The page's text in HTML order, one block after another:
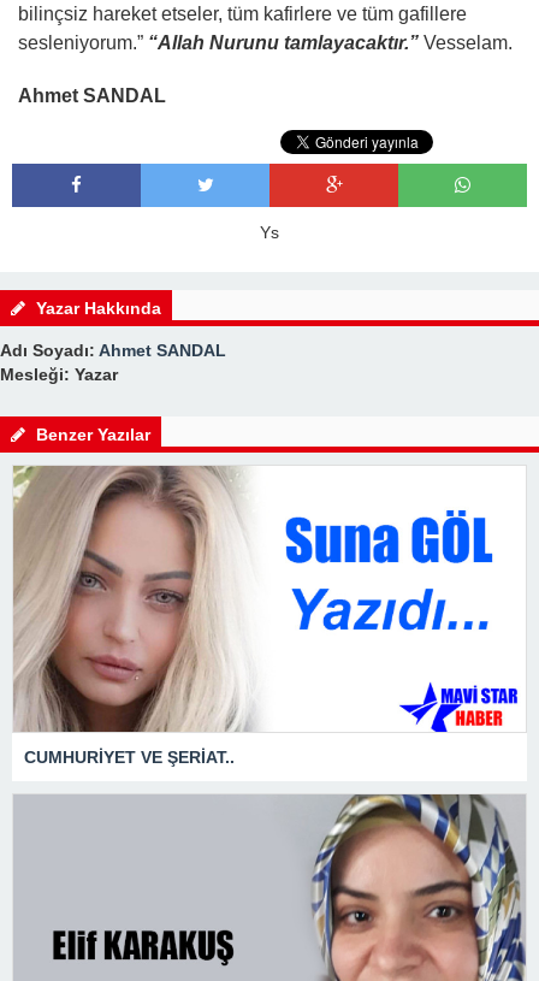
bilinçsiz hareket etseler, tüm kafirlere ve tüm gafillere
sesleniyorum.” “Allah Nurunu tamlayacaktır.” Vesselam.
Ahmet SANDAL
Ys
Yazar Hakkında
Adı Soyadı: Ahmet SANDAL
Mesleği: Yazar
Benzer Yazılar
CUMHURİYET VE ŞERİAT..